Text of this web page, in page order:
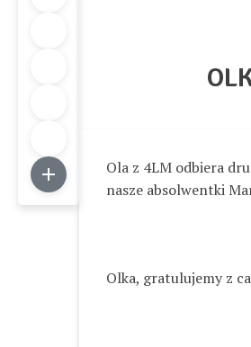
Ola z 4LM odbiera
nasze absolwentki
Olka, gratulujemy z